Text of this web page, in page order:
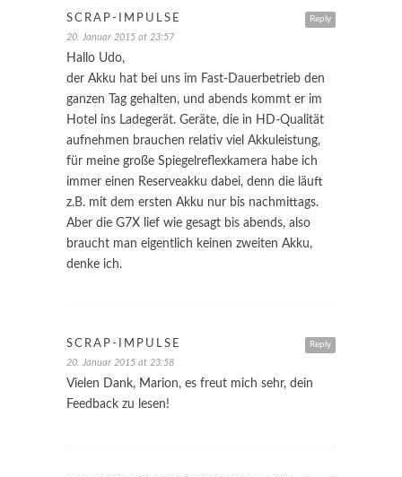
Reply
SCRAP-IMPULSE
20. Januar 2015 at 23:57
Hallo Udo,
der Akku hat bei uns im Fast-Dauerbetrieb den
ganzen Tag gehalten, und abends kommt er im
Hotel ins Ladegerät. Geräte, die in HD-Qualität
aufnehmen brauchen relativ viel Akkuleistung,
für meine große Spiegelreflexkamera habe ich
immer einen Reserveakku dabei, denn die läuft
z.B. mit dem ersten Akku nur bis nachmittags.
Aber die G7X lief wie gesagt bis abends, also
braucht man eigentlich keinen zweiten Akku,
denke ich.
Reply
SCRAP-IMPULSE
20. Januar 2015 at 23:58
Vielen Dank, Marion, es freut mich sehr, dein
Feedback zu lesen!